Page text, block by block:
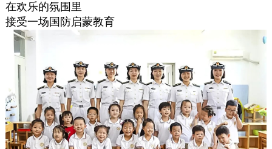
在欢乐的氛围里
接受一场国防启蒙教育